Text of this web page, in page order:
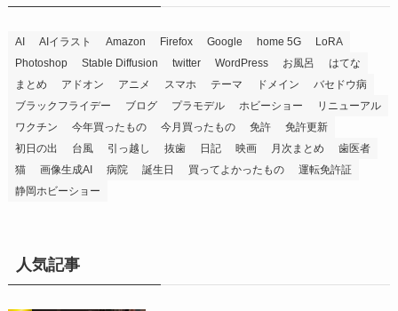
AI AIイラスト Amazon Firefox Google home 5G
LoRA
Photoshop
Stable Diffusion twitter WordPress お風呂
はてな
まとめ
アドオン アニメ スマホ テーマ ドメイン
バセドウ病
ブラックフライデー
ブログ プラモデル ホビーショー
リニューアル
ワクチン
今年買ったもの 今月買ったもの 免許
免許更新
初日の出
台風 引っ越し 抜歯 日記 映画 月次まとめ
歯医者
猫
画像生成AI 病院 誕生日 買ってよかったもの
運転免許証
静岡ホビーショー
人気記事